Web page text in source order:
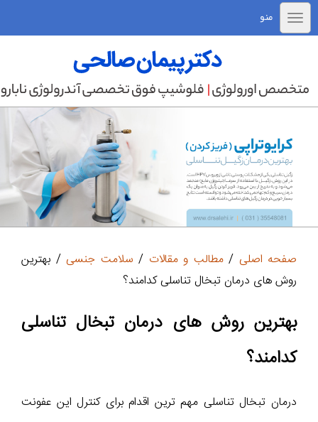
منو
صفحه اصلی /مطالب و مقالات / سلامت جنسی / بهترین
روش های درمان تبخال تناسلی کدامند؟
بهترین روش های درمان تبخال تناسلی
کدامند؟
درمان تبخال تناسلی مهم ترین اقدام برای کنترل این عفونت